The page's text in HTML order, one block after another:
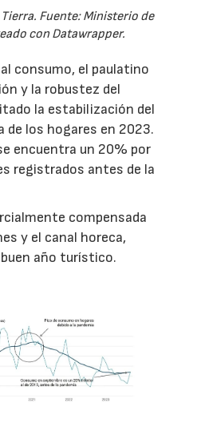
Fuente: Ministerio de
con Datawrapper.
consumo, el paulatino
y la robustez del
la estabilización del
de los hogares en 2023.
encuentra un 20% por
registrados antes de la
compensada
y el canal horeca,
año turístico.